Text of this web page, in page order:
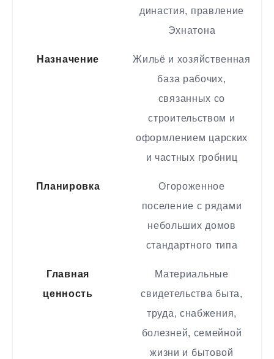
династия, правление
Эхнатона
Назначение
Жильё и хозяйственная
база рабочих,
связанных со
строительством и
оформлением царских
и частных гробниц
Планировка
Огороженное
поселение с рядами
небольших домов
стандартного типа
Главная
ценность
Материальные
свидетельства быта,
труда, снабжения,
болезней, семейной
жизни и бытовой